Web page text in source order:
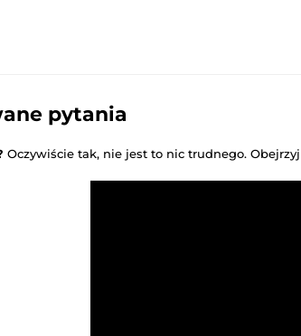
pytania
Oczywiście tak, nie jest to nic trudnego.